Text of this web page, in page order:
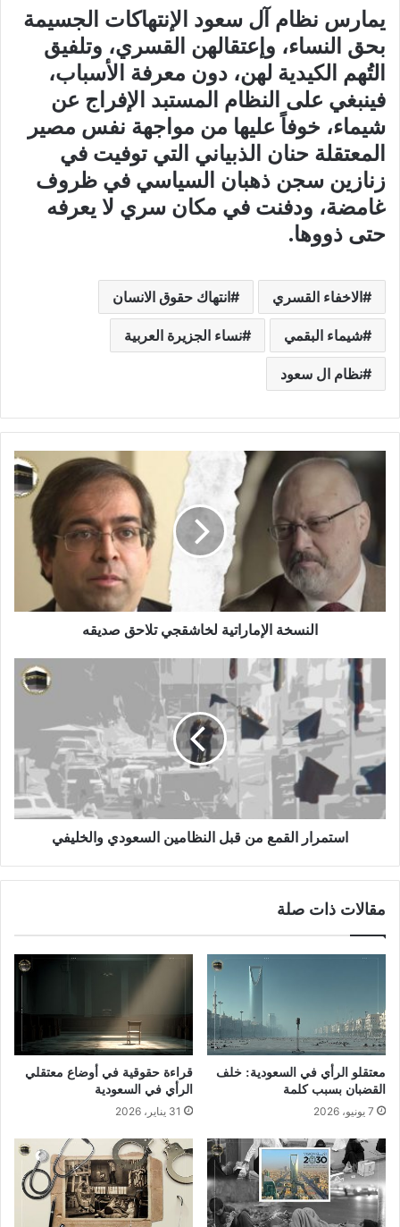
يمارس نظام آل سعود الإنتهاكات الجسيمة
بحق النساء، وإعتقالهن القسري، وتلفيق
التُهم الكيدية لهن، دون معرفة الأسباب،
فينبغي على النظام المستبد الإفراج عن
شيماء، خوفاً عليها من مواجهة نفس مصير
المعتقلة حنان الذبياني التي توفيت في
زنازين سجن ذهبان السياسي في ظروف
غامضة، ودفنت في مكان سري لا يعرفه
حتى ذووها.
الاخفاء القسري انتهاك حقوق الانسان
شيماء البقمي نساء الجزيرة العربية
نظام ال سعود
النسخة الإماراتية لخاشقجي تلاحق صديقه
استمرار القمع من قبل النظامين السعودي والخليفي
مقالات ذات صلة
معتقلو الرأي في السعودية: خلف
القضبان بسبب كلمة
7 يونيو، 2026
قراءة حقوقية في أوضاع معتقلي
الرأي في السعودية
31 يناير، 2026